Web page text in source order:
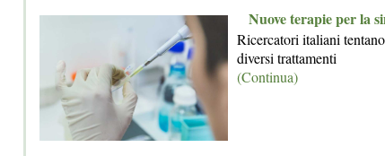
Nuove terapie per la
Ricercatori italiani
diversi trattamenti
(Continua)